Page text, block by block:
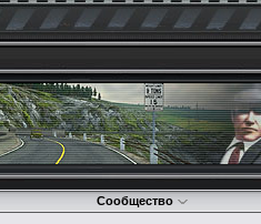
Сообщество